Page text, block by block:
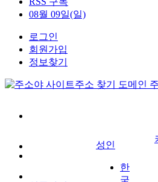
08월 09일(일)
로그인
회원가입
정보찾기
성인
한